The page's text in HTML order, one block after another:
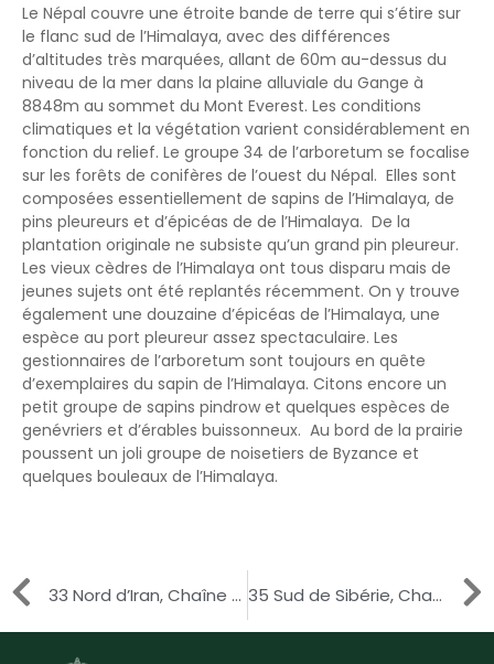
Le Népal couvre une étroite bande de terre qui s’étire sur
le flanc sud de l’Himalaya, avec des différences
d’altitudes très marquées, allant de 60m au-dessus du
niveau de la mer dans la plaine alluviale du Gange à
8848m au sommet du Mont Everest. Les conditions
climatiques et la végétation varient considérablement en
fonction du relief. Le groupe 34 de l’arboretum se focalise
sur les forêts de conifères de l’ouest du Népal. Elles sont
composées essentiellement de sapins de l’Himalaya, de
pins pleureurs et d’épicéas de de l’Himalaya. De la
plantation originale ne subsiste qu’un grand pin pleureur.
Les vieux cèdres de l’Himalaya ont tous disparu mais de
jeunes sujets ont été replantés récemment. On y trouve
également une douzaine d’épicéas de l’Himalaya, une
espèce au port pleureur assez spectaculaire. Les
gestionnaires de l’arboretum sont toujours en quête
d’exemplaires du sapin de l’Himalaya. Citons encore un
petit groupe de sapins pindrow et quelques espèces de
genévriers et d’érables buissonneux. Au bord de la prairie
poussent un joli groupe de noisetiers de Byzance et
quelques bouleaux de l’Himalaya.
33 Nord d’Iran, Chaîne de l’Elbourz 35 Sud de Sibérie, Chaîne de l’Altai et du Sayan